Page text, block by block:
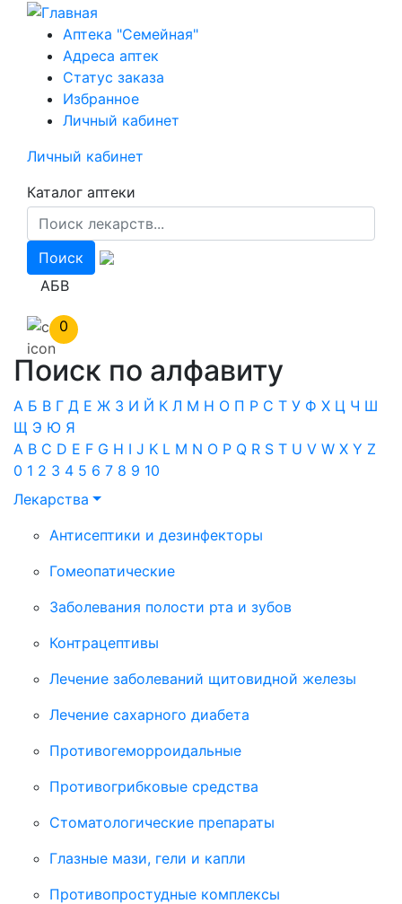
Перейти
основному
содержанию
Аптека "Семейная"
Адреса аптек
Статус заказа
Избранное
Личный кабинет
Личный кабинет
Каталог аптеки
АБВ
0
Поиск по алфавиту
А Б В Г Д Е Ж З И Й К Л М Н О П Р С Т У Ф Х Ц Ч Ш
Щ Э Ю Я
A B C D E F G H I J K L M N O P Q R S T U V W X Y Z
0 1 2 3 4 5 6 7 8 9 10
Лекарства
Антисептики и дезинфекторы
Гомеопатические
Заболевания полости рта и зубов
Контрацептивы
Лечение заболеваний щитовидной железы
Лечение сахарного диабета
Противогеморроидальные
Противогрибковые средства
Стоматологические препараты
Глазные мази, гели и капли
Противопростудные комплексы